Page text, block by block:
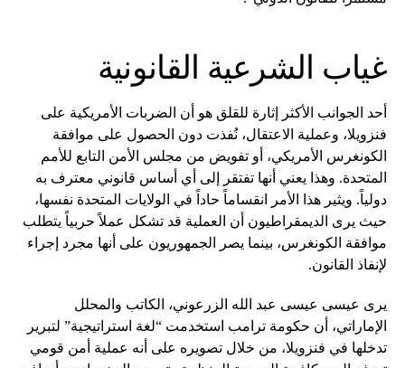
غياب الشرعية القانونية
أحد الجوانب الأكثر إثارة للقلق هو أن الضربات الأمريكية على
فنزويلا، وعملية الاعتقال، نُفذت دون الحصول على موافقة
الكونغرس الأمريكي، أو تفويض من مجلس الأمن التابع للأمم
المتحدة. وهذا يعني أنها تفتقر إلى أي أساس قانوني معترف به
دولياً. ويثير هذا الأمر انقساماً حاداً في الولايات المتحدة نفسها،
حيث يرى الديمقراطيون أن العملية قد تشكل عملاً حربياً يتطلب
موافقة الكونغرس، بينما يصر الجمهوريون على أنها مجرد إجراء
لإنفاذ القانون.
يرى عيسى عيسى عبد الله الزرعوني، الكاتب والمحلل
الإماراتي، أن حكومة ترامب استخدمت “لغة استراتيجية” لتبرير
تدخلها في فنزويلا، من خلال تصويره على أنه عملية أمن قومي